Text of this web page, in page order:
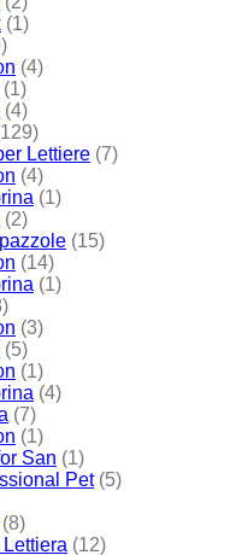
(1)
(4)
(1)
(4)
Lettiere (7)
(4)
(1)
(2)
(15)
(14)
(1)
(3)
(5)
(1)
(4)
(7)
(1)
San (1)
Pet (5)
(8)
(12)